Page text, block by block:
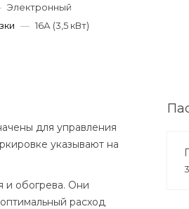
Электронный
— 16А (3,5 кВт)
для управления
указывают на
и обогрева. Они
расход